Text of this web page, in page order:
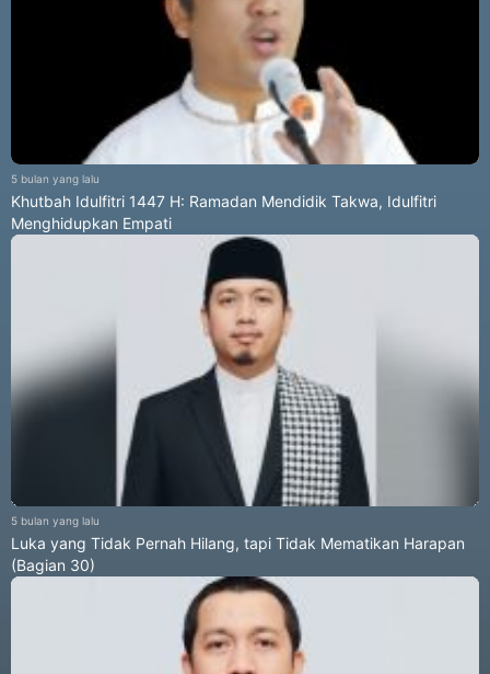
5 bulan yang lalu
Khutbah Idulfitri 1447 H: Ramadan Mendidik Takwa, Idulfitri
Menghidupkan Empati
5 bulan yang lalu
Luka yang Tidak Pernah Hilang, tapi Tidak Mematikan Harapan
(Bagian 30)